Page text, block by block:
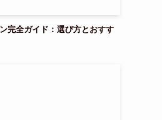
完全ガイド：選び方とおすす